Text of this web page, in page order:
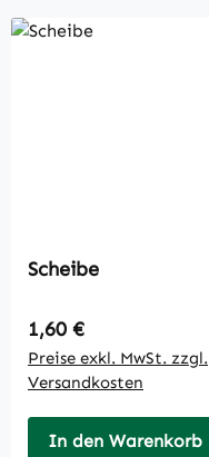
Scheibe
Regulärer Preis:
1,60 €
Preise exkl. MwSt. zzgl.
Versandkosten
In den Warenkorb